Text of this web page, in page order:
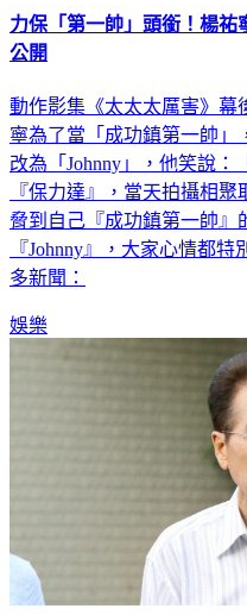
力保「第一帥」頭銜！楊
公開
動作影集《太太太厲害》幕
寧為了當「成功鎮第一帥」
改為「Johnny」，他笑說
『保力達』，當天拍攝相
脅到自己『成功鎮第一帥』
『Johnny』，大家心情都
多新聞：
娛樂